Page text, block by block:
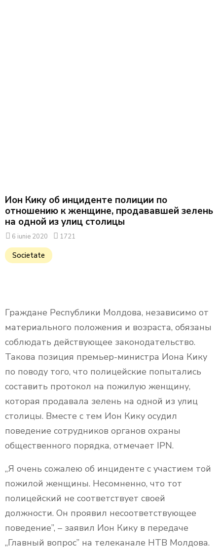
Ион Кику об инциденте полиции по
отношению к женщине, продававшей зелень
на одной из улиц столицы
6 iunie 2020 1721
Societate
Граждане Республики Молдова, независимо от
материального положения и возраста, обязаны
соблюдать действующее законодательство.
Такова позиция премьер-министра Иона Кику
по поводу того, что полицейские попытались
составить протокол на пожилую женщину,
которая продавала зелень на одной из улиц
столицы. Вместе с тем Ион Кику осудил
поведение сотрудников органов охраны
общественного порядка, отмечает IPN.
„Я очень сожалею об инциденте с участием той
пожилой женщины. Несомненно, что тот
полицейский не соответствует своей
должности. Он проявил несоответствующее
поведение”, – заявил Ион Кику в передаче
„Главный вопрос” на телеканале НТВ Молдова.